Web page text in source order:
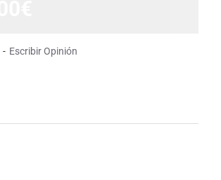
- Escribir Opinión